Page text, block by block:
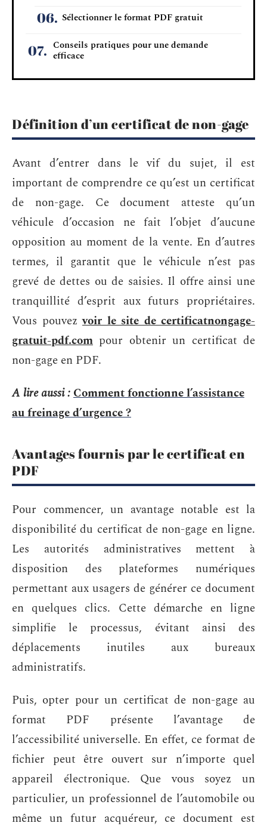
Sélectionner le format PDF gratuit
Conseils pratiques pour une demande
efficace
Définition d’un certificat de non-gage
Avant d’entrer dans le vif du sujet, il est
important de comprendre ce qu’est un certificat
de non-gage. Ce document atteste qu’un
véhicule d’occasion ne fait l’objet d’aucune
opposition au moment de la vente. En d’autres
termes, il garantit que le véhicule n’est pas
grevé de dettes ou de saisies. Il offre ainsi une
tranquillité d’esprit aux futurs propriétaires.
Vous pouvezvoir le site de certificatnongage-
gratuit-pdf.com pour obtenir un certificat de
non-gage en PDF.
A lire aussi :Comment fonctionne l’assistance
au freinage d’urgence ?
Avantages fournis par le certificat en
PDF
Pour commencer, un avantage notable est la
disponibilité du certificat de non-gage en ligne.
Les autorités administratives mettent à
disposition des plateformes numériques
permettant aux usagers de générer ce document
en quelques clics. Cette démarche en ligne
simplifie le processus, évitant ainsi des
déplacements inutiles aux bureaux
administratifs.
Puis, opter pour un certificat de non-gage au
format PDF présente l’avantage de
l’accessibilité universelle. En effet, ce format de
fichier peut être ouvert sur n’importe quel
appareil électronique. Que vous soyez un
particulier, un professionnel de l’automobile ou
même un futur acquéreur, ce document est